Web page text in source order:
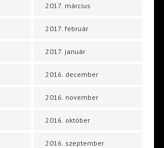
2017. március
2017. február
2017. január
2016. december
2016. november
2016. október
2016. szeptember